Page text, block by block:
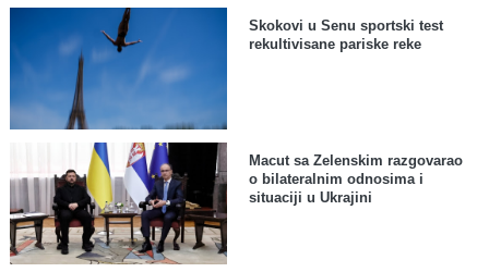
Skokovi u Senu sportski test
rekultivisane pariske reke
Macut sa Zelenskim razgovarao
o bilateralnim odnosima i
situaciji u Ukrajini